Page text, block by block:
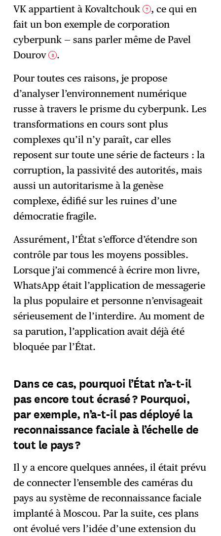
VK appartient à Kovaltchouk 7 , ce qui en
fait un bon exemple de corporation
cyberpunk — sans parler même de Pavel
Dourov 8 .
Pour toutes ces raisons, je propose
d’analyser l’environnement numérique
russe à travers le prisme du cyberpunk. Les
transformations en cours sont plus
complexes qu’il n’y paraît, car elles
reposent sur toute une série de facteurs : la
corruption, la passivité des autorités, mais
aussi un autoritarisme à la genèse
complexe, édifié sur les ruines d’une
démocratie fragile.
Assurément, l’État s’efforce d’étendre son
contrôle par tous les moyens possibles.
Lorsque j’ai commencé à écrire mon livre,
WhatsApp était l’application de messagerie
la plus populaire et personne n’envisageait
sérieusement de l’interdire. Au moment de
sa parution, l’application avait déjà été
bloquée par l’État.
Dans ce cas, pourquoi l’État n’a-t-il
pas encore tout écrasé ? Pourquoi,
par exemple, n’a-t-il pas déployé la
reconnaissance faciale à l’échelle de
tout le pays ?
Il y a encore quelques années, il était prévu
de connecter l’ensemble des caméras du
pays au système de reconnaissance faciale
implanté à Moscou. Par la suite, ces plans
ont évolué vers l’idée d’une extension du